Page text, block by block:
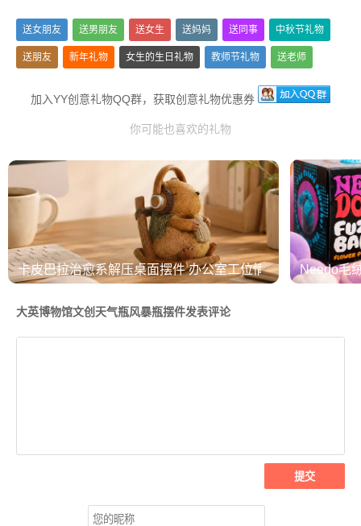
送女朋友 送男朋友 送女生 送妈妈 送同事 中秋节礼物
送朋友 新年礼物 女生的生日礼物 教师节礼物 送老师
加入YY创意礼物QQ群，获取创意礼物优惠券
你可能也喜欢的礼物
卡皮巴拉治愈系解压桌面摆件 办公室工位情绪稳定神器
Needo毛
大英博物馆文创天气瓶风暴瓶摆件发表评论